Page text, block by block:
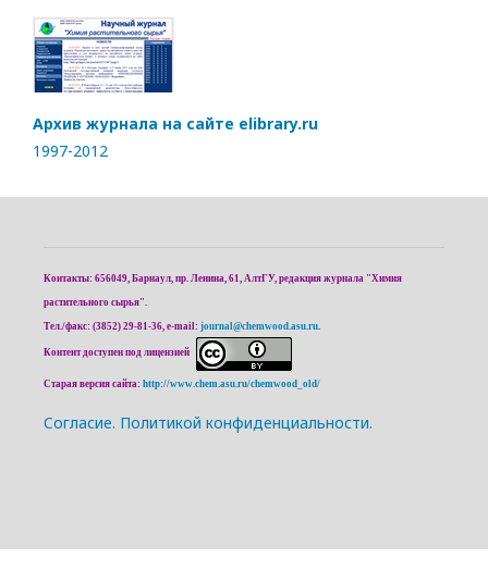
Архив журнала на сайте elibrary.ru
1997-2012
Контакты: 656049, Барнаул, пр. Ленина, 61, АлтГУ, редакция журнала "Химия
растительного сырья".
Тел./факс: (3852) 29-81-36, e-mail: journal@chemwood.asu.ru
Контент доступен под лицензией
Старая версия сайта: http://www.chem.asu.ru/chemwood_old/
Cогласие. Политикой конфиденциальности.